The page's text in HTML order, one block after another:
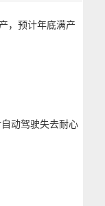
，预计年底满产
动驾驶失去耐心